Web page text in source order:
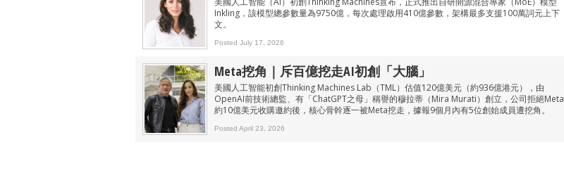
Inkling，該模型總參數量為9750億，每次處理啟用410億參數，架構最多支援100萬詞元上下
文。
Posted July 17, 2026
Meta挖角｜斥百億挖走AI初創「大腦」
美國人工智能初創Thinking Machines Lab（TML）估值120億美元（約936億港元），由
OpenAI前技術總監、有「ChatGPT之母」稱譽的穆拉蒂（Mira Murati）創立，公司拒絕Meta
約10億美元收購邀約後，核心骨幹逐一被Meta挖走，據報9個月內有5位創始成員遭挖角。
Posted April 23, 2026